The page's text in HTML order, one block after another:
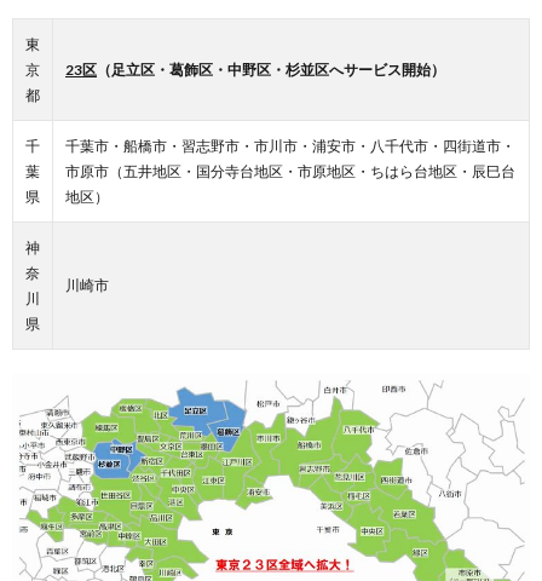
東
京
都
23区 （足立区・葛飾区・中野区・杉並区へサービス開始）
千
葉
県
千葉市・船橋市・習志野市・市川市・浦安市・八千代市・四街道市・
市原市（五井地区・国分寺台地区・市原地区・ちはら台地区・辰巳台
地区）
神
奈
川
県
川崎市